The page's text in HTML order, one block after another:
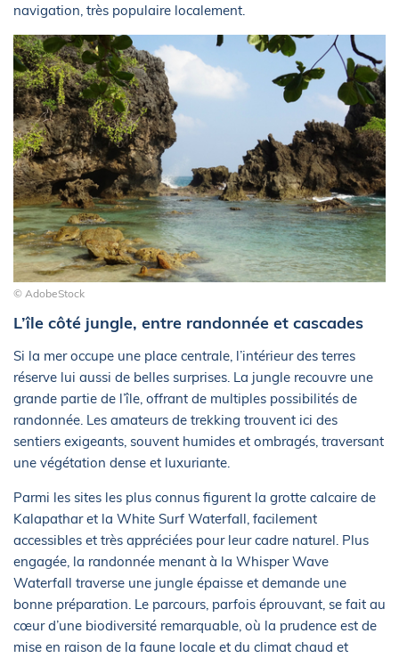
navigation, très populaire localement.
© AdobeStock
L’île côté jungle, entre randonnée et cascades
Si la mer occupe une place centrale, l’intérieur des terres
réserve lui aussi de belles surprises. La jungle recouvre une
grande partie de l’île, offrant de multiples possibilités de
randonnée. Les amateurs de trekking trouvent ici des
sentiers exigeants, souvent humides et ombragés, traversant
une végétation dense et luxuriante.
Parmi les sites les plus connus figurent la grotte calcaire de
Kalapathar et la White Surf Waterfall, facilement
accessibles et très appréciées pour leur cadre naturel. Plus
engagée, la randonnée menant à la Whisper Wave
Waterfall traverse une jungle épaisse et demande une
bonne préparation. Le parcours, parfois éprouvant, se fait au
cœur d’une biodiversité remarquable, où la prudence est de
mise en raison de la faune locale et du climat chaud et